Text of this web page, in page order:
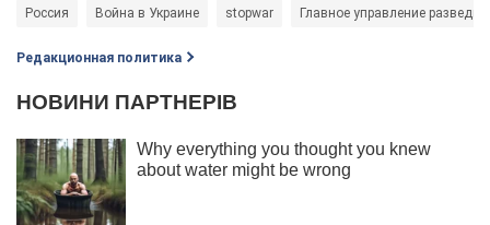
Россия Война в Украине stopwar Главное управление разведки
Редакционная политика